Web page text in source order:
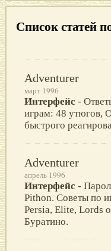
Список статей
Adventurer
март 1996
Интерфейс -
играм: 48 утюгов,
быстрого
Adventurer
апрель 1996
Интерфейс -
Pithon. Советы по
Persia, Elite, Lords
Буратино.